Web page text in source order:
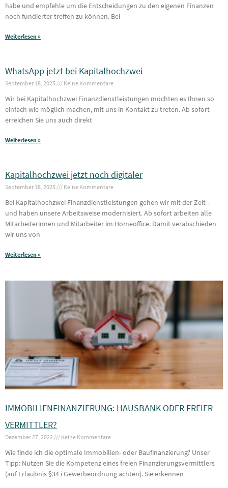
habe und empfehle um die Entscheidungen zu den eigenen Finanzen
noch fundierter treffen zu können. Bei
Weiterlesen »
WhatsApp jetzt bei Kapitalhochzwei
September 18, 2025 Keine Kommentare
Wir bei Kapitalhochzwei Finanzdienstleistungen möchten es Ihnen so
einfach wie möglich machen, mit uns in Kontakt zu treten. Ab sofort
erreichen Sie uns auch direkt
Weiterlesen »
Kapitalhochzwei jetzt noch digitaler
September 18, 2025 Keine Kommentare
Bei Kapitalhochzwei Finanzdienstleistungen gehen wir mit der Zeit –
und haben unsere Arbeitsweise modernisiert. Ab sofort arbeiten alle
Mitarbeiterinnen und Mitarbeiter im Homeoffice. Damit verabschieden
wir uns von
Weiterlesen »
IMMOBILIENFINANZIERUNG: HAUSBANK ODER FREIER
VERMITTLER?
Dezember 27, 2022 Keine Kommentare
Wie finde ich die optimale Immobilien- oder Baufinanzierung? Unser
Tipp: Nutzen Sie die Kompetenz eines freien Finanzierungsvermittlers
(auf Erlaubnis §34 i Gewerbeordnung achten). Sie erkennen